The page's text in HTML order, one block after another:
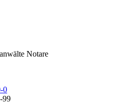
Notare
0
99